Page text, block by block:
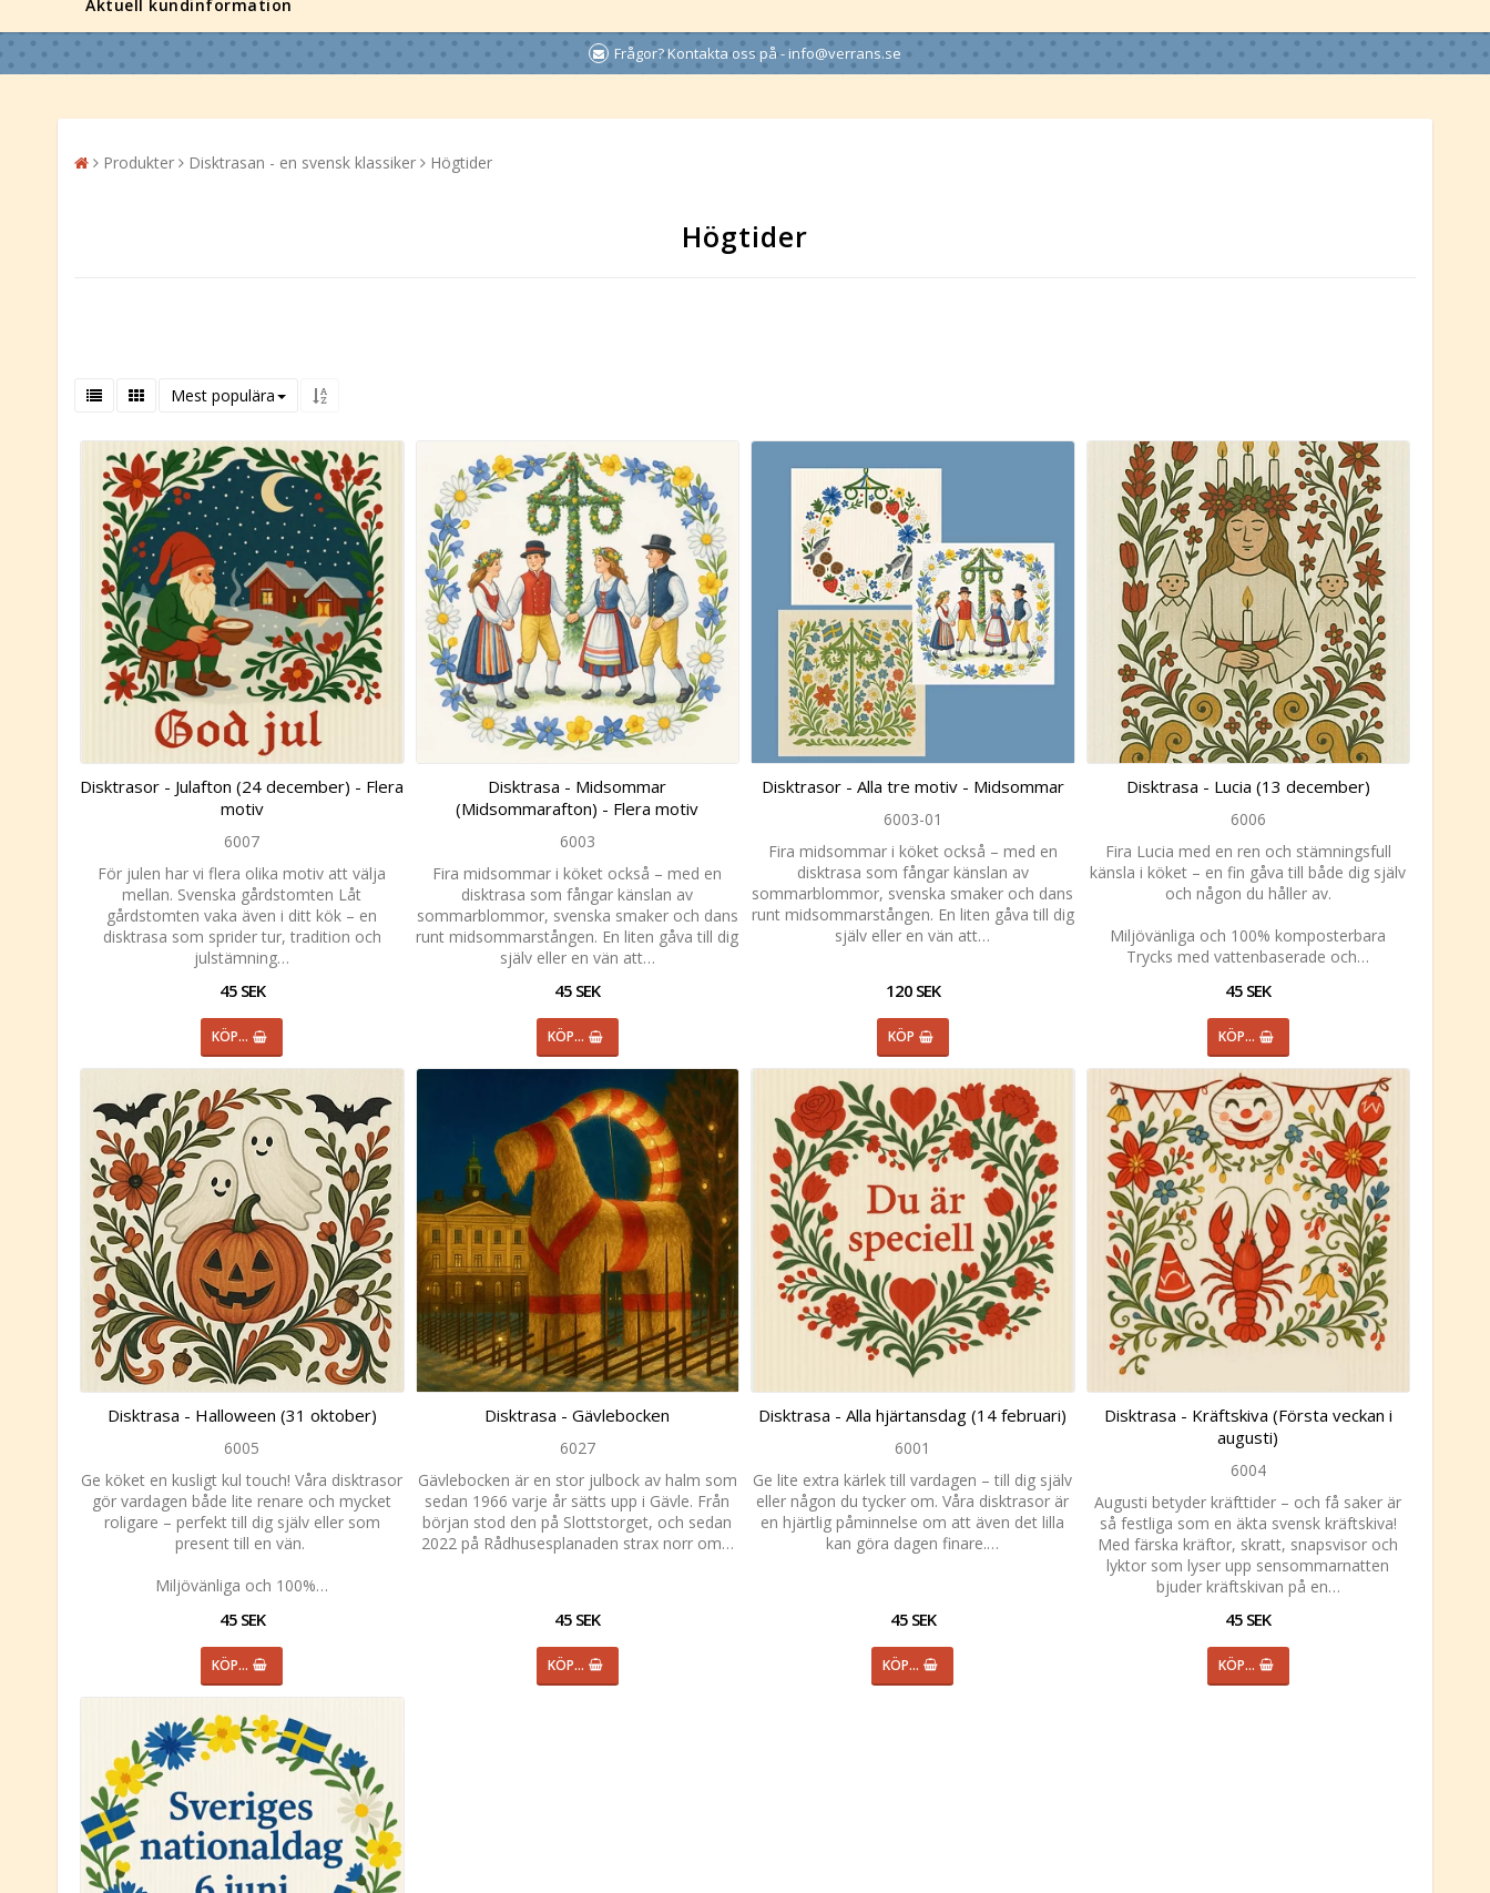
Aktuell kundinformation
Frågor? Kontakta oss på - info@verrans.se
Produkter Disktrasan - en svensk klassiker Högtider
Högtider
Mest populära
Disktrasor - Julafton (24 december) - Flera
motiv
6007
För julen har vi flera olika motiv att välja
mellan. Svenska gårdstomten Låt
gårdstomten vaka även i ditt kök – en
disktrasa som sprider tur, tradition och
julstämning…
45 SEK
KÖP…
Disktrasa - Midsommar
(Midsommarafton) - Flera motiv
6003
Fira midsommar i köket också – med en
disktrasa som fångar känslan av
sommarblommor, svenska smaker och dans
runt midsommarstången. En liten gåva till dig
själv eller en vän att…
45 SEK
KÖP…
Disktrasor - Alla tre motiv - Midsommar
6003-01
Fira midsommar i köket också – med en
disktrasa som fångar känslan av
sommarblommor, svenska smaker och dans
runt midsommarstången. En liten gåva till dig
själv eller en vän att…
120 SEK
KÖP
Disktrasa - Lucia (13 december)
6006
Fira Lucia med en ren och stämningsfull
känsla i köket – en fin gåva till både dig själv
och någon du håller av.
Miljövänliga och 100% komposterbara
Trycks med vattenbaserade och…
45 SEK
KÖP…
Disktrasa - Halloween (31 oktober)
6005
Ge köket en kusligt kul touch! Våra disktrasor
gör vardagen både lite renare och mycket
roligare – perfekt till dig själv eller som
present till en vän.
Miljövänliga och 100%…
45 SEK
KÖP…
Disktrasa - Gävlebocken
6027
Gävlebocken är en stor julbock av halm som
sedan 1966 varje år sätts upp i Gävle. Från
början stod den på Slottstorget, och sedan
2022 på Rådhusesplanaden strax norr om…
45 SEK
KÖP…
Disktrasa - Alla hjärtansdag (14 februari)
6001
Ge lite extra kärlek till vardagen – till dig själv
eller någon du tycker om. Våra disktrasor är
en hjärtlig påminnelse om att även det lilla
kan göra dagen finare.…
45 SEK
KÖP…
Disktrasa - Kräftskiva (Första veckan i
augusti)
6004
Augusti betyder kräfttider – och få saker är
så festliga som en äkta svensk kräftskiva!
Med färska kräftor, skratt, snapsvisor och
lyktor som lyser upp sensommarnatten
bjuder kräftskivan på en…
45 SEK
KÖP…